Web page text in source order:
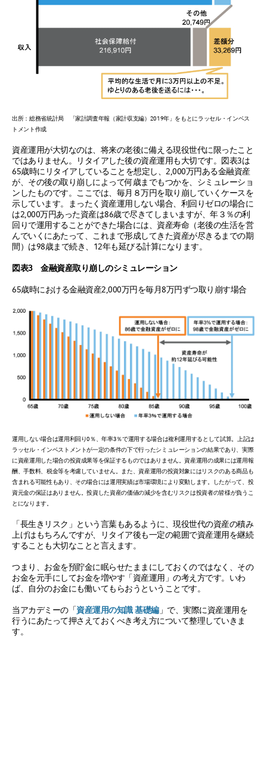
出所：総務省統計局 「家計調査年報（家計収支編）2019年」をもとにラッセル・インベス
トメント作成
資産運用が大切なのは、将来の老後に備える現役世代に限ったこと
ではありません。リタイアした後の資産運用も大切です。図表3は
65歳時にリタイアしていることを想定し、2,000万円ある金融資産
が、その後の取り崩しによって何歳までもつかを、シミュレーショ
ンしたものです。ここでは、毎月８万円を取り崩していくケースを
示しています。まったく資産運用しない場合、利回りゼロの場合に
は2,000万円あった資産は86歳で尽きてしまいますが、年３％の利
回りで運用することができた場合には、資産寿命（老後の生活を営
んでいくにあたって、これまで形成してきた資産が尽きるまでの期
間）は98歳まで続き、12年も延びる計算になります。
図表3 金融資産取り崩しのシミュレーション
65歳時における金融資産2,000万円を毎月8万円ずつ取り崩す場合
運用しない場合は運用利回り0％、年率3％で運用する場合は複利運用するとして試算。上記は
ラッセル・インベストメントが一定の条件の下で行ったシミュレーションの結果であり、実際
に資産運用した場合の投資成果等を保証するものではありません。資産運用の成果には運用報
酬、手数料、税金等を考慮していません。また、資産運用の投資対象にはリスクのある商品も
含まれる可能性もあり、その場合には運用実績は市場環境により変動します。したがって、投
資元金の保証はありません。投資した資産の価値の減少を含むリスクは投資者の皆様が負うこ
とになります。
「長生きリスク」という言葉もあるように、現役世代の資産の積み
上げはもちろんですが、リタイア後も一定の範囲で資産運用を継続
することも大切なことと言えます。
つまり、お金を預貯金に眠らせたままにしておくのではなく、その
お金を元手にしてお金を増やす「資産運用」の考え方です。いわ
ば、自分のお金にも働いてもらおうということです。
当アカデミーの「資産運用の知識 基礎編」で、実際に資産運用を
行うにあたって押さえておくべき考え方について整理していきま
す。